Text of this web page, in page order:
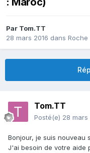
Par Tom.TT
28 mars 2016 dans
Tom.TT
Posté(e) 28 mars
Bonjour, je suis nouveau
J'ai besoin de votre aide